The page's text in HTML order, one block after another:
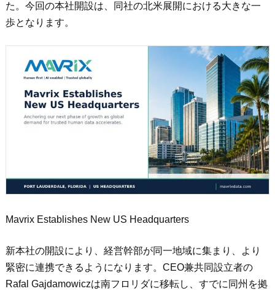
た。今回の本社開設は、同社の北米展開における大きな一
歩となります。
Mavrix Establishes New US Headquarters
新本社の開設により、経営幹部が同一地域に集まり、より
緊密に連携できるようになります。CEO兼共同設立者の
Rafal Gajdamowiczは南フロリダに移転し、すでに同州を拠